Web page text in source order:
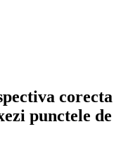
corecta
punctele de